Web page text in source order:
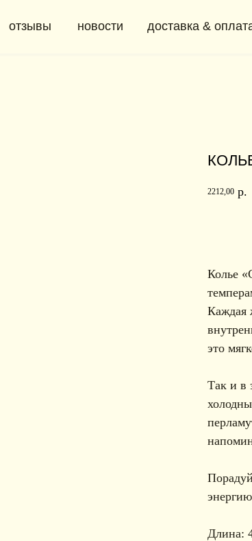
доставка & оплата
новости
2212,00 р.
Колье
Каждая
это
Так и в
Длина: